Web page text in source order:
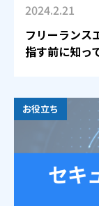
2024.2.21
フリーランス
指す前に知っ
お役立ち